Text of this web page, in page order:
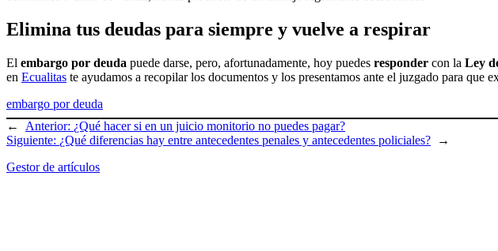
Elimina tus deudas para siempre y vuelve a respirar
El embargo por deuda puede darse, pero, afortunadamente, hoy puedes responder con la Ley
en Ecualitas te ayudamos a recopilar los documentos y los presentamos ante el juzgado para que
embargo por deuda
←
Anterior: ¿Qué hacer si en un juicio monitorio no puedes pagar?
Siguiente: ¿Qué diferencias hay entre antecedentes penales y antecedentes policiales?
→
Gestor de artículos